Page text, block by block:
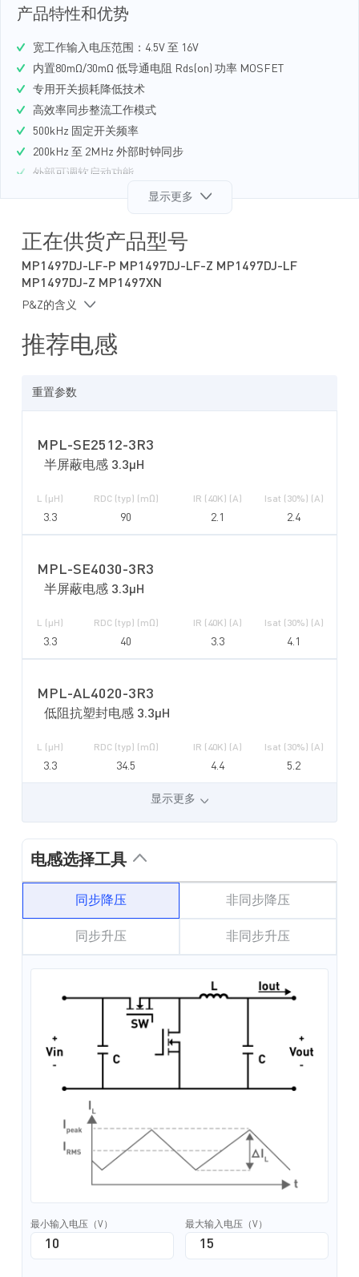
产品特性和优势
宽工作输入电压范围：4.5V 至 16V
内置80mΩ/30mΩ 低导通电阻 Rds(on) 功率 MOSFET
专用开关损耗降低技术
高效率同步整流工作模式
500kHz 固定开关频率
200kHz 至 2MHz 外部时钟同步
外部可调软启动功能
打嗝模式过流保护（OCP）
最低0.8V的可调输出电压
采用 8 引脚 TSOT-23 封装
显示更多
正在供货产品型号
MP1497DJ-LF-P MP1497DJ-LF-Z MP1497DJ-LF
MP1497DJ-Z MP1497XN
P&Z的含义
推荐电感
重置参数
MPL-SE2512-3R3
半屏蔽电感 3.3µH
L (µH) RDC (typ) (mΩ) IR (40K) (A) Isat (30%) (A)
3.3 90 2.1 2.4
MPL-SE4030-3R3
半屏蔽电感 3.3µH
L (µH) RDC (typ) (mΩ) IR (40K) (A) Isat (30%) (A)
3.3 40 3.3 4.1
MPL-AL4020-3R3
低阻抗塑封电感 3.3µH
L (µH) RDC (typ) (mΩ) IR (40K) (A) Isat (30%) (A)
3.3 34.5 4.4 5.2
显示更多
电感选择工具
同步降压 非同步降压
同步升压 非同步升压
最小输入电压（V） 最大输入电压（V）